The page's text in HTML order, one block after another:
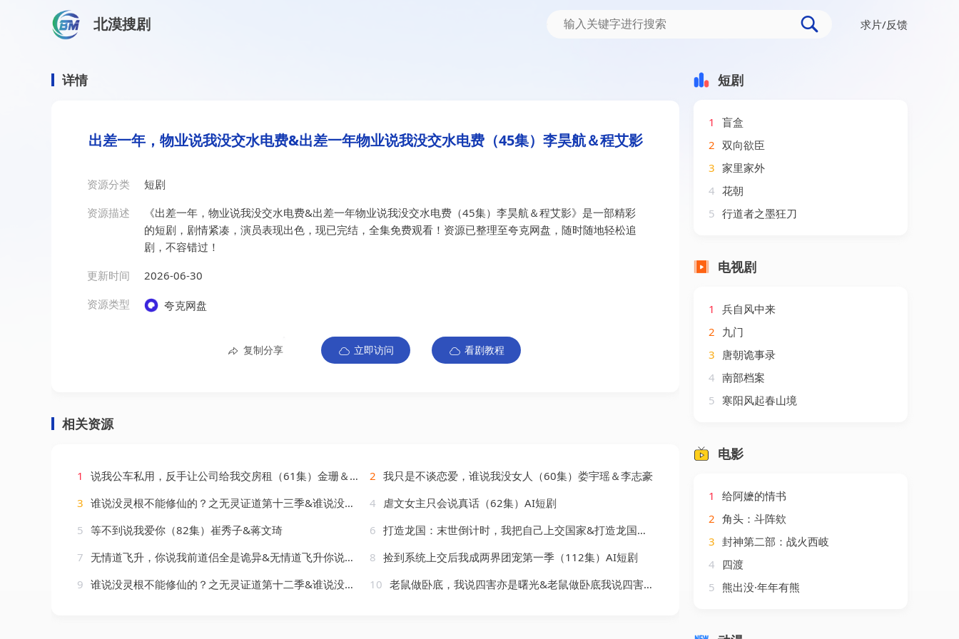
北漠搜剧 求片/反馈
出差一年，物业说我没交水电费&出差一年物业说我没交水电费（45集）李昊航＆程艾影
详情
出差一年，物业说我没交水电费&出差一年物业说我没交水电费（45集）李昊航＆程艾影
资源分类
短剧
资源描述
《出差一年，物业说我没交水电费&出差一年物业说我没交水电费（45集）李昊航＆程艾影》是一部精彩
的短剧，剧情紧凑，演员表现出色，现已完结，全集免费观看！资源已整理至夸克网盘，随时随地轻松追
剧，不容错过！
更新时间
2026-06-30
资源类型
夸克网盘
复制分享 立即访问 看剧教程
相关资源
1 说我公车私用，反手让公司给我交房租（61集）金珊＆吴子明 2 我只是不谈恋爱，谁说我没女人（60集）娄宇瑶＆李志豪
3 谁说没灵根不能修仙的？之无灵证道第十三季&谁说没灵根不能修仙的之无灵证道第十三季（118集）AI短剧 4
虐文女主只会说真话（62集）AI短剧
5 等不到说我爱你（82集）崔秀子&蒋文琦 6 打造龙国：末世倒计时，我把自己上交国家&打造龙国末世倒计时我把自己上交国家（61集）漫剧
7 无情道飞升，你说我前道侣全是诡异&无情道飞升你说我前道侣全是诡异（59集）AI短剧 8 捡到系统上交后我成两界团宠第一季（112集）AI短剧
9 谁说没灵根不能修仙的？之无灵证道第十二季&谁说没灵根不能修仙的之无灵证道第十二季（113集）AI短剧 10 老鼠做卧底，我说四害亦是曙光&老鼠做卧底我说四害亦是曙光（69集）AI短剧
短剧
1
盲盒
2 双向欲臣
3 家里家外
4 花朝
5 行道者之墨狂刀
电视剧
1
兵自风中来
2 九门
3 唐朝诡事录
4 南部档案
5 寒阳风起春山境
电影
1
给阿嬷的情书
2 角头：斗阵欸
3 封神第二部：战火西岐
4 四渡
5 熊出没·年年有熊